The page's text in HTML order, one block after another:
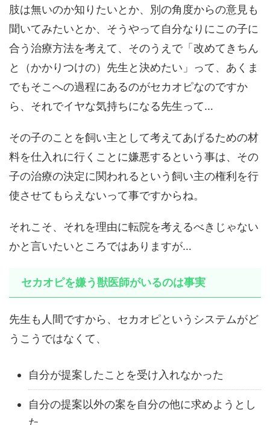
肢は無いのか知りたいとか、別の角度からの意見も
聞いてみたいとか、そうやって自分なりにこの子に
合う治療方法を考えて、そのうえで「改めてきちん
と（かかりつけの）先生と決めたい」って、あくま
でもそこへの過程にあるのがセカオピなのですか
ら、それでイヤな気持ちになる先生って…
その子のことを飼い主として考えてあげるための材
料を仕入れに行くことに嫌悪するという事は、その
子の治療の決定に関われるという飼い主の権利を行
使させてもらえないって事ですからね。
それこそ、それを理由に転院を考えるべきじゃない
かと言いたいところではありますが…
セカオピを嫌う獣医師がいるのは事実
先生も人間ですから、セカオピというシステムがど
うこうではなくて、
自分が提案したことを受け入れなかった
自分の提案以外の案を自分の他に求めようとし